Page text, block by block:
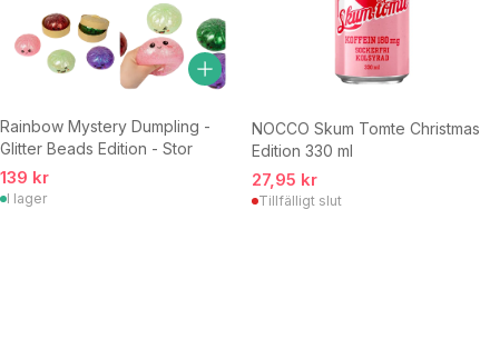
Rainbow Mystery Dumpling -
Glitter Beads Edition - Stor
139 kr
I lager
NOCCO Skum Tomte Christmas
Edition 330 ml
27,95 kr
Tillfälligt slut